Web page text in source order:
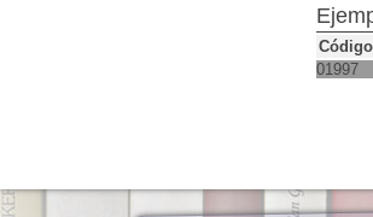
01997